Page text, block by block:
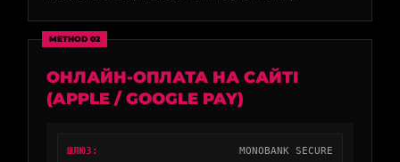
METHOD 02
ОНЛАЙН-ОПЛАТА НА САЙТІ
(APPLE / GOOGLE PAY)
ШЛЮЗ: MONOBANK SECURE